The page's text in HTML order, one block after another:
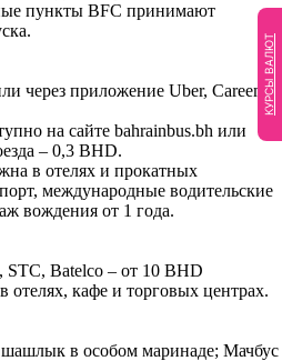
пункты BFC принимают
через приложение Uber, Careem,
на сайте bahrainbus.bh или
– 0,3 BHD.
в отелях и прокатных
международные водительские
вождения от 1 года.
STC, Batelco – от 10 BHD
отелях, кафе и торговых центрах.
в особом маринаде; Мачбус
КУРСЫ ВАЛЮТ